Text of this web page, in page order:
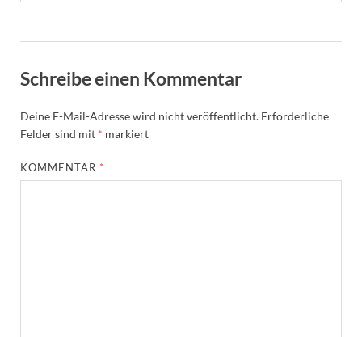
Schreibe einen Kommentar
Deine E-Mail-Adresse wird nicht veröffentlicht. Erforderliche
Felder sind mit * markiert
KOMMENTAR *